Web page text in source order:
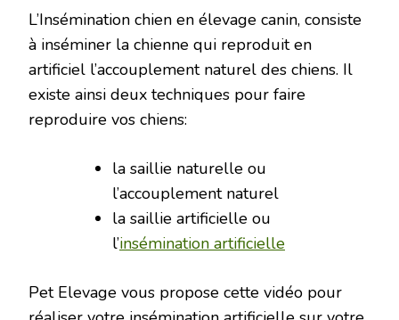
L’Insémination chien en élevage canin, consiste
à inséminer la chienne qui reproduit en
artificiel l’accouplement naturel des chiens. Il
existe ainsi deux techniques pour faire
reproduire vos chiens:
la saillie naturelle ou
l’accouplement naturel
la saillie artificielle ou
l’insémination artificielle
Pet Elevage vous propose cette vidéo pour